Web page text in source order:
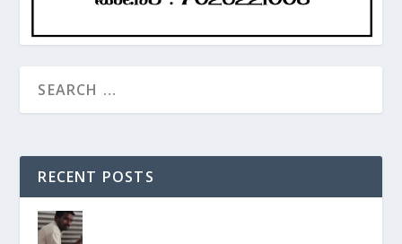
RECENT POSTS